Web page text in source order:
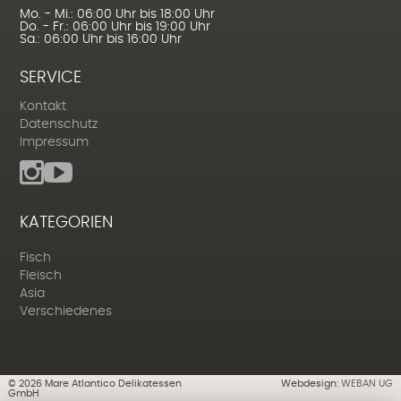
Mo. - Mi.: 06:00 Uhr bis 18:00 Uhr
Do. - Fr.: 06:00 Uhr bis 19:00 Uhr
Sa.: 06:00 Uhr bis 16:00 Uhr
SERVICE
Kontakt
Datenschutz
Impressum
KATEGORIEN
Fisch
Fleisch
Asia
Verschiedenes
© 2026Mare Atlantico Delikatessen
GmbH
Webdesign:WEBAN UG